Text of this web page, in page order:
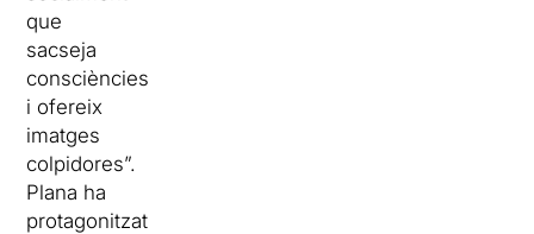
que
sacseja
consciències
i ofereix
imatges
colpidores”.
Plana ha
protagonitzat